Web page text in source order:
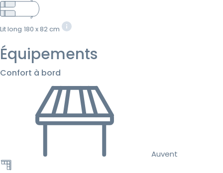
Lit long 180 x 82 cm
Équipements
Confort à bord
Auvent